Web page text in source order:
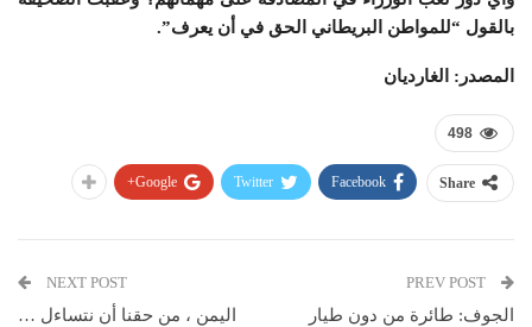
بالقول “للمواطن البريطاني الحق في أن يعرف”.
المصدر: الغارديان
498
Share
Facebook
Twitter
Google+
الجوف: طائرة من دون طيار
NEXT POST
اليمن ، من حقنا أن نتساءل …